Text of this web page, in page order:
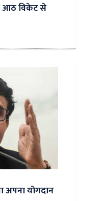
आठ विकेट से
अपना योगदान